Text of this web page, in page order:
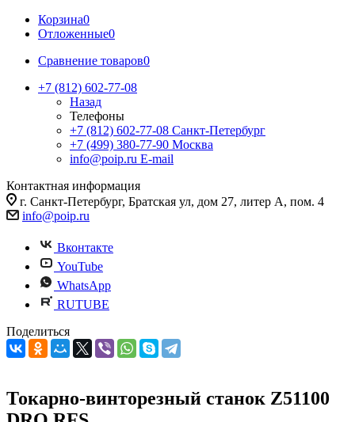
Корзина0
Отложенные0
Сравнение товаров0
+7 (812) 602-77-08
Назад
Телефоны
+7 (812) 602-77-08 Санкт-Петербург
+7 (499) 380-77-90 Москва
info@poip.ru E-mail
Контактная информация
г. Санкт-Петербург, Братская ул, дом 27, литер А, пом. 4
info@poip.ru
Вконтакте
YouTube
WhatsApp
RUTUBE
Поделиться
Токарно-винторезный станок Z51100